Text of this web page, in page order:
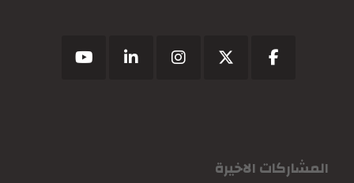
المشاركات الاخيرة